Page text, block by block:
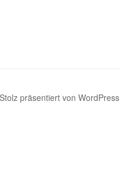
Stolz präsentiert von WordPress